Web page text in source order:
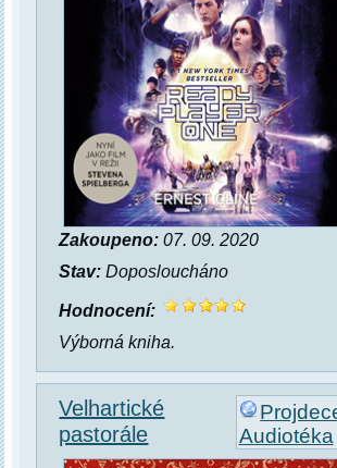
Zakoupeno: 07. 09. 2020
Stav: Doposloucháno
Hodnocení:
Výborná kniha.
Audiotéka
Velhartické
pastorále